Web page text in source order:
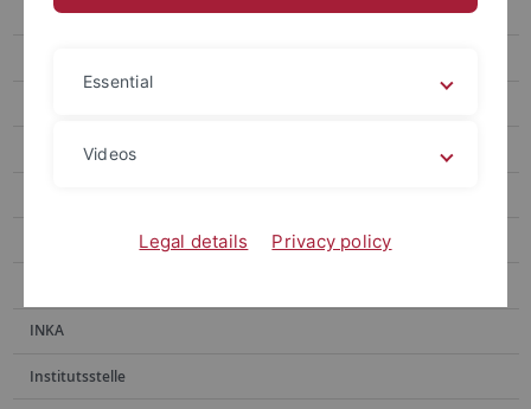
Fachinformationsdienste
Historischer Lesesaal
INKA
Institutsstelle
Essential
Videos
Legal details Privacy policy